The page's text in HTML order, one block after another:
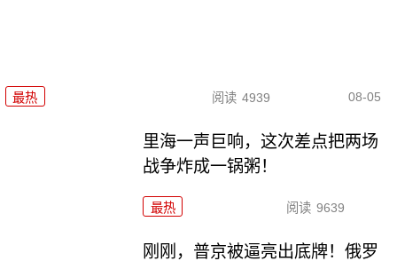
最热 阅读 4939 08-05
里海一声巨响，这次差点把两场
战争炸成一锅粥！
最热 阅读 9639
刚刚，普京被逼亮出底牌！俄罗